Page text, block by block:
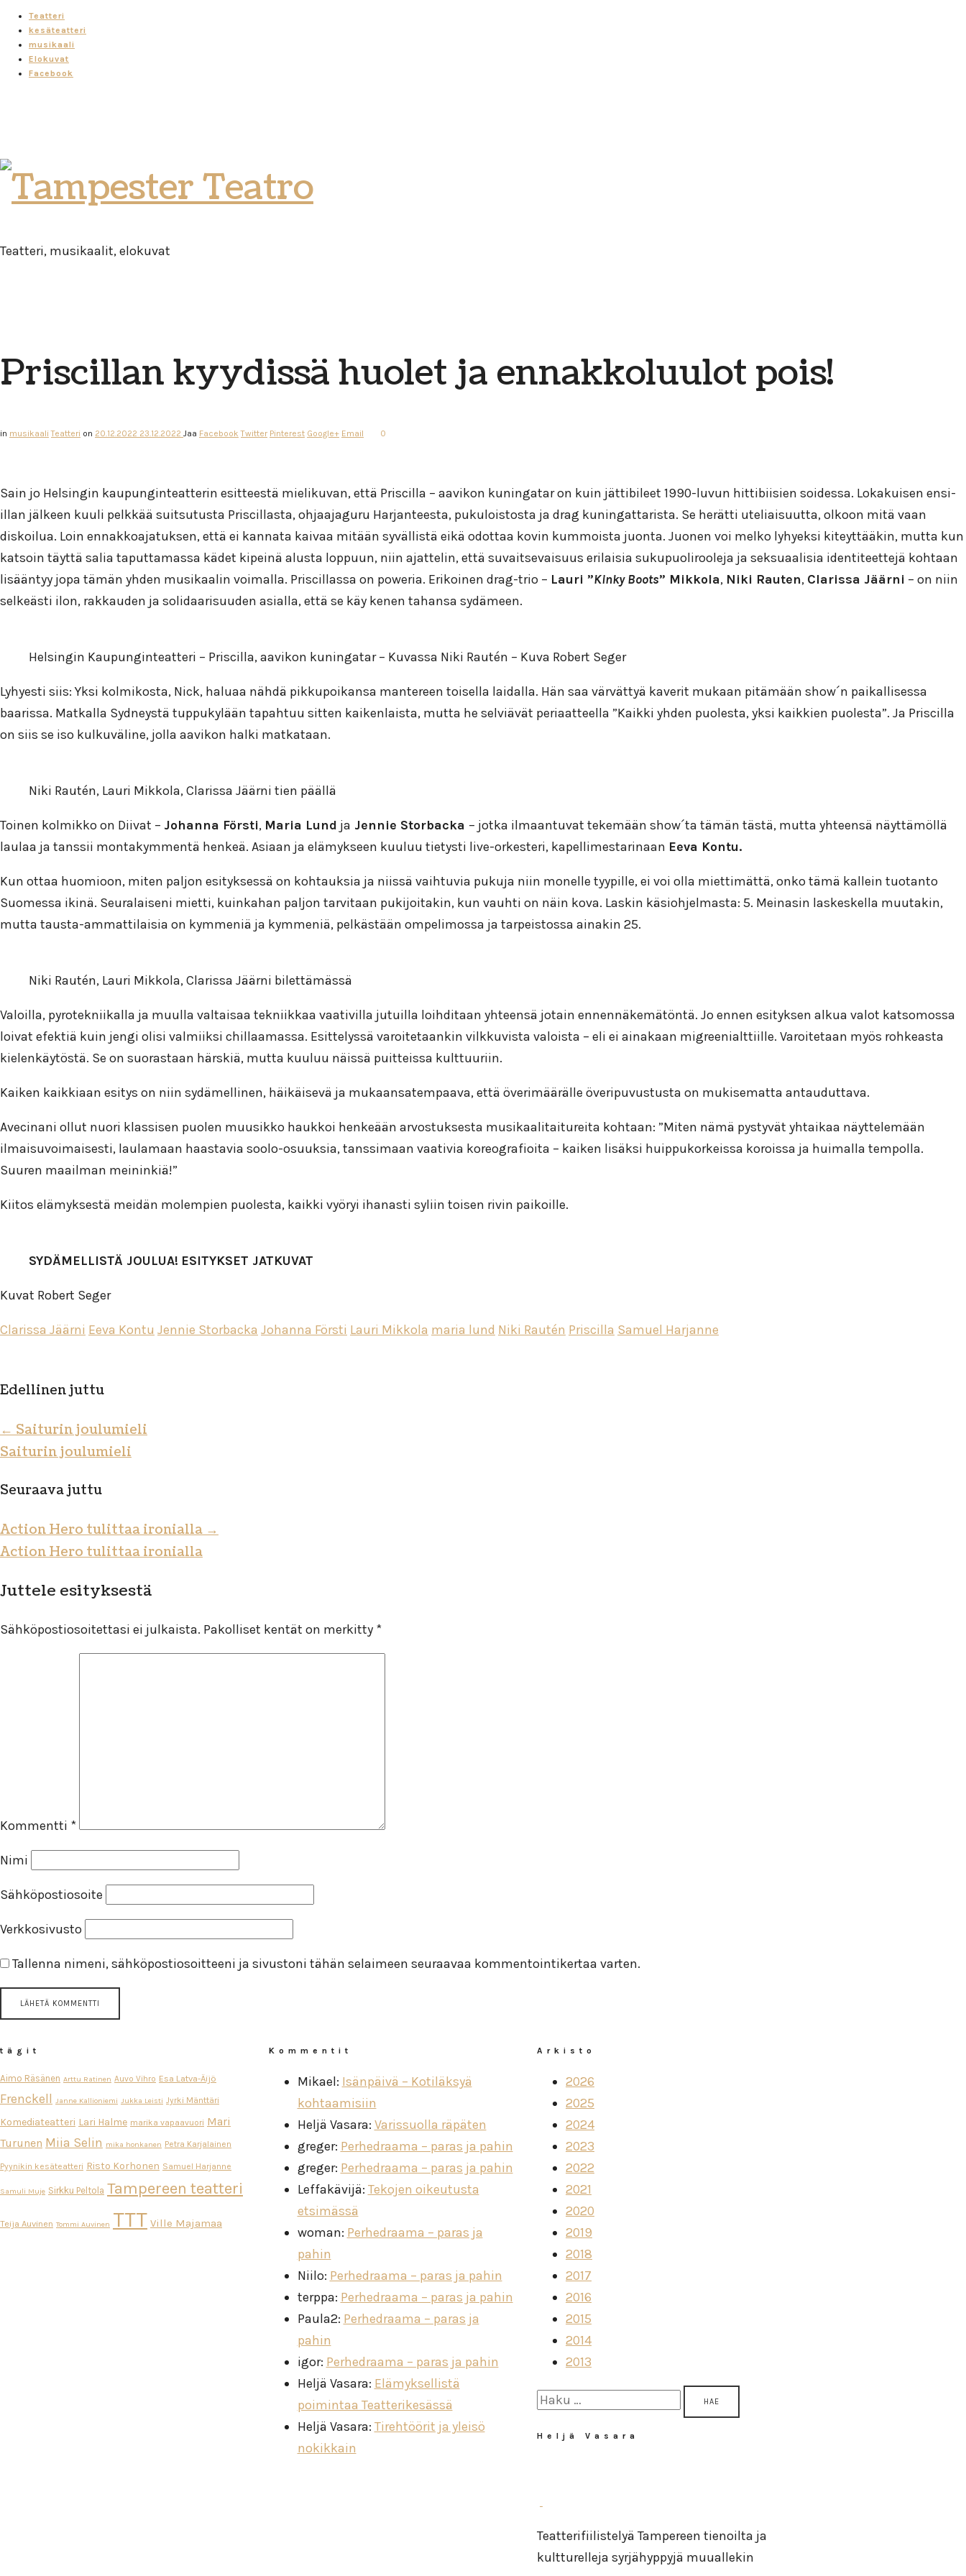
Teatteri
kesäteatteri
musikaali
Elokuvat
Facebook
Tampester
Teatro
Teatteri, musikaalit, elokuvat
Priscillan kyydissä huolet ja ennakkoluulot pois!
in musikaali Teatteri on 20.12.2022 23.12.2022 Jaa Facebook Twitter Pinterest Google+ Email 0
Sain jo Helsingin kaupunginteatterin esitteestä mielikuvan, että Priscilla – aavikon kuningatar on kuin jättibileet 1990-luvun hittibiisien soidessa. Lokakuisen ensi-
illan jälkeen kuuli pelkkää suitsutusta Priscillasta, ohjaajaguru Harjanteesta, pukuloistosta ja drag kuningattarista. Se herätti uteliaisuutta, olkoon mitä vaan
diskoilua. Loin ennakkoajatuksen, että ei kannata kaivaa mitään syvällistä eikä odottaa kovin kummoista juonta. Juonen voi melko lyhyeksi kiteyttääkin, mutta kun
katsoin täyttä salia taputtamassa kädet kipeinä alusta loppuun, niin ajattelin, että suvaitsevaisuus erilaisia sukupuolirooleja ja seksuaalisia identiteettejä kohtaan
lisääntyy jopa tämän yhden musikaalin voimalla. Priscillassa on poweria. Erikoinen drag-trio – Lauri ”Kinky Boots” Mikkola, Niki Rauten, Clarissa Jäärni – on niin
selkeästi ilon, rakkauden ja solidaarisuuden asialla, että se käy kenen tahansa sydämeen.
Helsingin Kaupunginteatteri – Priscilla, aavikon kuningatar – Kuvassa Niki Rautén – Kuva Robert Seger
Lyhyesti siis: Yksi kolmikosta, Nick, haluaa nähdä pikkupoikansa mantereen toisella laidalla. Hän saa värvättyä kaverit mukaan pitämään show´n paikallisessa
baarissa. Matkalla Sydneystä tuppukylään tapahtuu sitten kaikenlaista, mutta he selviävät periaatteella ”Kaikki yhden puolesta, yksi kaikkien puolesta”. Ja Priscilla
on siis se iso kulkuväline, jolla aavikon halki matkataan.
Niki Rautén, Lauri Mikkola, Clarissa Jäärni tien päällä
Toinen kolmikko on Diivat – Johanna Försti, Maria Lund ja Jennie Storbacka – jotka ilmaantuvat tekemään show´ta tämän tästä, mutta yhteensä näyttämöllä
laulaa ja tanssii montakymmentä henkeä. Asiaan ja elämykseen kuuluu tietysti live-orkesteri, kapellimestarinaan Eeva Kontu.
Kun ottaa huomioon, miten paljon esityksessä on kohtauksia ja niissä vaihtuvia pukuja niin monelle tyypille, ei voi olla miettimättä, onko tämä kallein tuotanto
Suomessa ikinä. Seuralaiseni mietti, kuinkahan paljon tarvitaan pukijoitakin, kun vauhti on näin kova. Laskin käsiohjelmasta: 5. Meinasin laskeskella muutakin,
mutta tausta-ammattilaisia on kymmeniä ja kymmeniä, pelkästään ompelimossa ja tarpeistossa ainakin 25.
Niki Rautén, Lauri Mikkola, Clarissa Jäärni bilettämässä
Valoilla, pyrotekniikalla ja muulla valtaisaa tekniikkaa vaativilla jutuilla loihditaan yhteensä jotain ennennäkemätöntä. Jo ennen esityksen alkua valot katsomossa
loivat efektiä kuin jengi olisi valmiiksi chillaamassa. Esittelyssä varoitetaankin vilkkuvista valoista – eli ei ainakaan migreenialttiille. Varoitetaan myös rohkeasta
kielenkäytöstä. Se on suorastaan härskiä, mutta kuuluu näissä puitteissa kulttuuriin.
Kaiken kaikkiaan esitys on niin sydämellinen, häikäisevä ja mukaansatempaava, että överimäärälle överipuvustusta on mukisematta antauduttava.
Avecinani ollut nuori klassisen puolen muusikko haukkoi henkeään arvostuksesta musikaalitaitureita kohtaan: ”Miten nämä pystyvät yhtaikaa näyttelemään
ilmaisuvoimaisesti, laulamaan haastavia soolo-osuuksia, tanssimaan vaativia koreografioita – kaiken lisäksi huippukorkeissa koroissa ja huimalla tempolla.
Suuren maailman meininkiä!”
Kiitos elämyksestä meidän molempien puolesta, kaikki vyöryi ihanasti syliin toisen rivin paikoille.
SYDÄMELLISTÄ JOULUA! ESITYKSET JATKUVAT
Kuvat Robert Seger
Clarissa Jäärni Eeva Kontu Jennie Storbacka Johanna Försti Lauri Mikkola maria lund Niki Rautén Priscilla Samuel Harjanne
Edellinen juttu
← Saiturin joulumieli
Saiturin joulumieli
Seuraava juttu
Action Hero tulittaa ironialla→
Action Hero tulittaa ironialla
Juttele esityksestä
Sähköpostiosoitettasi ei julkaista. Pakolliset kentät on merkitty *
Kommentti *
Nimi
Sähköpostiosoite
Verkkosivusto
Tallenna nimeni, sähköpostiosoitteeni ja sivustoni tähän selaimeen seuraavaa kommentointikertaa varten.
tägit
Aimo Räsänen Arttu Ratinen Auvo Vihro Esa Latva-Äijö
Frenckell Janne Kallioniemi Jukka Leisti Jyrki Mänttäri
Komediateatteri Lari Halme marika vapaavuori Mari
Turunen Miia Selin mika honkanen Petra Karjalainen
Pyynikin kesäteatteri Risto Korhonen Samuel Harjanne
Samuli Muje Sirkku Peltola Tampereen teatteri
Teija Auvinen Tommi Auvinen TTT Ville Majamaa
Kommentit
Mikael: Isänpäivä – Kotiläksyä
kohtaamisiin
Heljä Vasara: Varissuolla räpäten
greger: Perhedraama – paras ja pahin
greger: Perhedraama – paras ja pahin
Leffakävijä: Tekojen oikeutusta
etsimässä
woman: Perhedraama – paras ja
pahin
Niilo: Perhedraama – paras ja pahin
terppa: Perhedraama – paras ja pahin
Paula2: Perhedraama – paras ja
pahin
igor: Perhedraama – paras ja pahin
Heljä Vasara: Elämyksellistä
poimintaa Teatterikesässä
Heljä Vasara: Tirehtöörit ja yleisö
nokikkain
Arkisto
2026
2025
2024
2023
2022
2021
2020
2019
2018
2017
2016
2015
2014
2013
Haku:
Heljä Vasara
Teatterifiilistelyä Tampereen tienoilta ja
kultturelleja syrjähyppyjä muuallekin